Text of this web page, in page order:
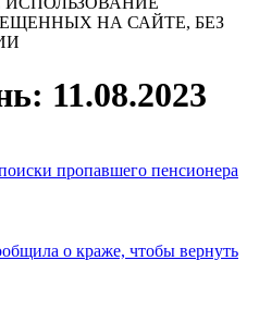
НА САЙТЕ, БЕЗ
11.08.2023
пропавшего пенсионера
о краже, чтобы вернуть